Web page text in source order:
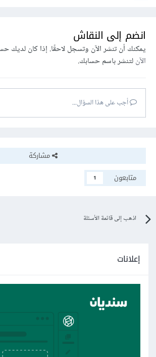
انضم إلى النقاش
يمكنك أن تنشر الآن وتسجل لاحقًا. إذا كان لديك
الآنلتنشر باسم حسابك.
أجب على هذا السؤال...
مشاركة
متابعون
1
اذهب إلى قائمة الأسئلة
إعلانات